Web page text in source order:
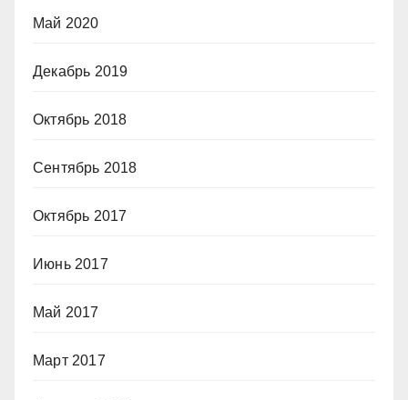
Май 2020
Декабрь 2019
Октябрь 2018
Сентябрь 2018
Октябрь 2017
Июнь 2017
Май 2017
Март 2017